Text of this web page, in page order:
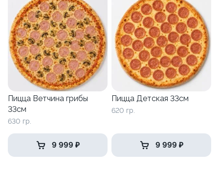
Пицца Ветчина грибы
33см
630 гр.
9 999 ₽
Пицца Детская 33см
620 гр.
9 999 ₽